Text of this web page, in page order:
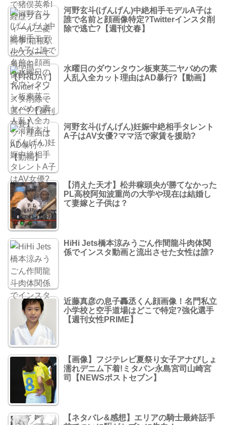
河野玄斗(げんげん)中絶相手モデルA子は
誰で名前と顔画像特定?Twitterインスタ削
除で逃亡?【週刊文春】
水曜日のダウンタウン板東英二ヤバめの素
人乱入全カット理由はAD暴行?【動画】
河野玄斗(げんげん)妊娠中絶相手タレント
A子はAV女優?ママ活で家賃を援助?
【消えた天才】松井稼頭央が勝てなかった
PL高校阿知波重尚の大学や現在は結婚し
て妻嫁と子供は？
HiHi Jets橋本涼みうごん作間龍斗肉体関
係でインスタ動画と流出させた女性は誰?
近藤真彦の息子轟丞くん顔画像！名門私立
小学校と空手道場はどこで特定?強化選手
【週刊女性PRIME】
【画像】フジテレビ夏祭り女子アナびしょ
濡れデニム下着!ミタパン永島宮司山崎宮
司【NEWSポストセブン】
【ネタバレ&感想】エリアの騎士最終話手